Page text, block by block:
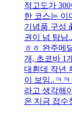
적고도가
한 코스는 이
기념품 구성
권이 넘 탐남
ㅎㅎ 완주메
개, 초코바 1
대횐데 작년
이 보임..ㅋ
라고 생각해
은 지금 접수